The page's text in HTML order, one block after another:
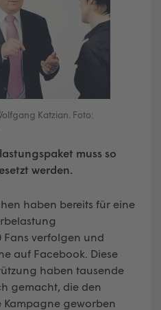
Katzian. Foto:
muss so
werden.
haben bereits für eine
Fans verfolgen und
auf Facebook. Diese
haben tausende
gemacht, die den
Kampagne geworben